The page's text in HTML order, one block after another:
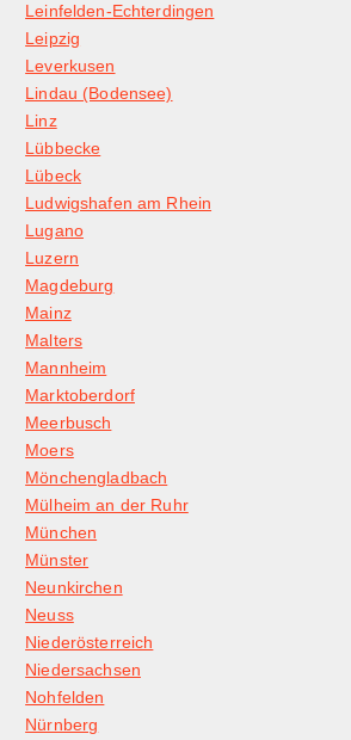
Leinfelden-Echterdingen
Leipzig
Leverkusen
Lindau (Bodensee)
Linz
Lübbecke
Lübeck
Ludwigshafen am Rhein
Lugano
Luzern
Magdeburg
Mainz
Malters
Mannheim
Marktoberdorf
Meerbusch
Moers
Mönchengladbach
Mülheim an der Ruhr
München
Münster
Neunkirchen
Neuss
Niederösterreich
Niedersachsen
Nohfelden
Nürnberg